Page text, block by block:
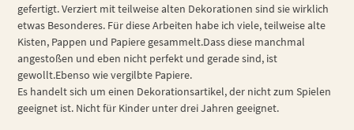
gefertigt. Verziert mit teilweise alten Dekorationen sind sie wirklich
etwas Besonderes. Für diese Arbeiten habe ich viele, teilweise alte
Kisten, Pappen und Papiere gesammelt.Dass diese manchmal
angestoßen und eben nicht perfekt und gerade sind, ist
gewollt.Ebenso wie vergilbte Papiere.
Es handelt sich um einen Dekorationsartikel, der nicht zum Spielen
geeignet ist. Nicht für Kinder unter drei Jahren geeignet.